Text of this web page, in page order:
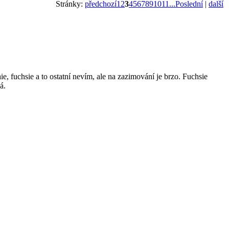
Stránky: předchozí1 234567891011 ...Poslední| další
fuchsie a to ostatní nevím, ale na zazimování je brzo. Fuchsie